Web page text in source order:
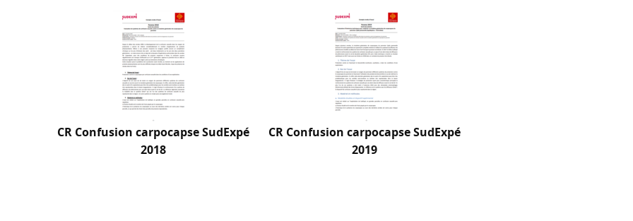
CR Confusion carpocapse SudExpé
2018
CR Confusion carpocapse SudExpé
2019